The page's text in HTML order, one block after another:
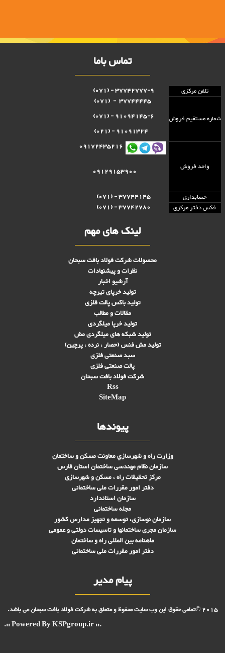
تماس باما
تلفن مرکزی 37742777-9 - (071)
شماره مستقيم فروش
91094145-6 - (071)
واحد فروش
09172435216
حسابداری
37744145 - (071)
فکس دفتر مرکزی
37742780 - (071)
لینک های مهم
محصولات شرکت فولاد بافت سبحان
نظرات و پیشنهادات
آرشیو اخبار
تولید خرپای تیرچه
تولید باکس پالت فلزی
مقالات و مطالب
تولید خرپا میلگردی
تولید شبکه های ميلگردی مش
تولید مش فنس (حصار ، نرده ، پرچین)
سبد صنعتی فلزی
پالت صنعتی فلزی
شرکت فولاد بافت سبحان
Rss
SiteMap
پیوندها
وزارت راه و شهرسازي معاونت مسکن و ساختمان
سازمان نظام مهندسی ساختمان استان فارس
مرکز تحقیقات راه ، مسکن و شهرسازی
دفتر امور مقررات ملی ساختمانی
سازمان استاندارد
مجله ساختمانی
سازمان نوسازی، توسعه و تجهیز مدارس کشور
سازمان مجری ساختمانها و تاسيسات دولتی و عمومی
ماهنامه بین المللی راه و ساختمان
دفتر امور مقررات ملی ساختمانی
پیام مدیر
2015 ©تمامی حقوق این وب سایت محفوظ و متعلق به شرکت فولاد بافت سبحان می باشد.
.:: Powered By KSPgroup.ir ::.